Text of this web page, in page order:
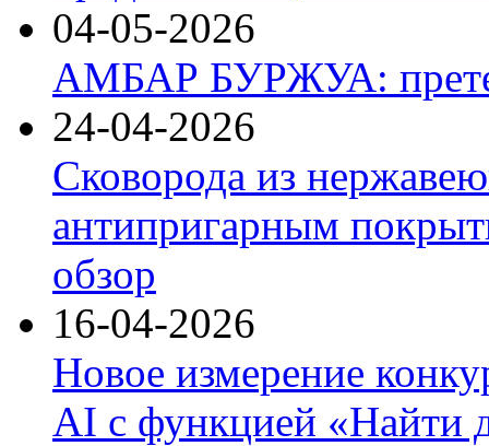
04-05-2026
АМБАР БУРЖУА:
24-04-2026
Сковорода из
антипригарным
обзор
16-04-2026
Новое измерение
AI с функцией «Найти